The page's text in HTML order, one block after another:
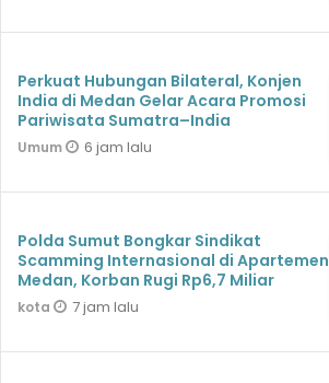
Perkuat Hubungan Bilateral, Konjen
India di Medan Gelar Acara Promosi
Pariwisata Sumatra–India
Umum 6 jam lalu
Polda Sumut Bongkar Sindikat
Scamming Internasional di Apartemen
Medan, Korban Rugi Rp6,7 Miliar
kota 7 jam lalu